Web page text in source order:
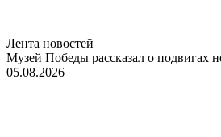
Лента новостей
Музей Победы рассказал о подвигах
05.08.2026